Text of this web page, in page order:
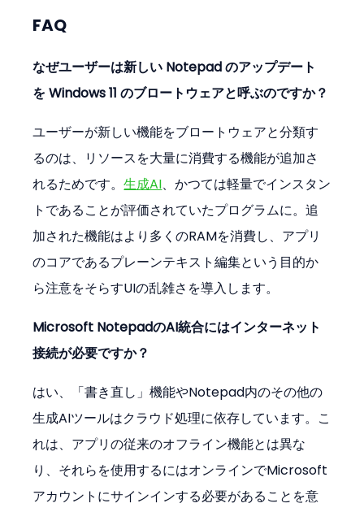
FAQ
なぜユーザーは新しい Notepad のアップデート
を Windows 11 のブロートウェアと呼ぶのですか？
ユーザーが新しい機能をブロートウェアと分類す
るのは、リソースを大量に消費する機能が追加さ
れるためです。生成AI、かつては軽量でインスタン
トであることが評価されていたプログラムに。追
加された機能はより多くのRAMを消費し、アプリ
のコアであるプレーンテキスト編集という目的か
ら注意をそらすUIの乱雑さを導入します。
Microsoft NotepadのAI統合にはインターネット
接続が必要ですか？
はい、「書き直し」機能やNotepad内のその他の
生成AIツールはクラウド処理に依存しています。こ
れは、アプリの従来のオフライン機能とは異な
り、それらを使用するにはオンラインでMicrosoft
アカウントにサインインする必要があることを意